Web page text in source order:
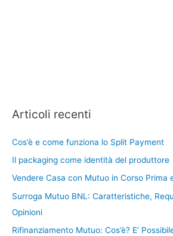
Articoli recenti
Cos’è e come funziona lo Split Payment
Il packaging come identità del produttore
Vendere Casa con Mutuo in Corso Prima
Surroga Mutuo BNL: Caratteristiche,
Opinioni
Rifinanziamento Mutuo: Cos’è? E’